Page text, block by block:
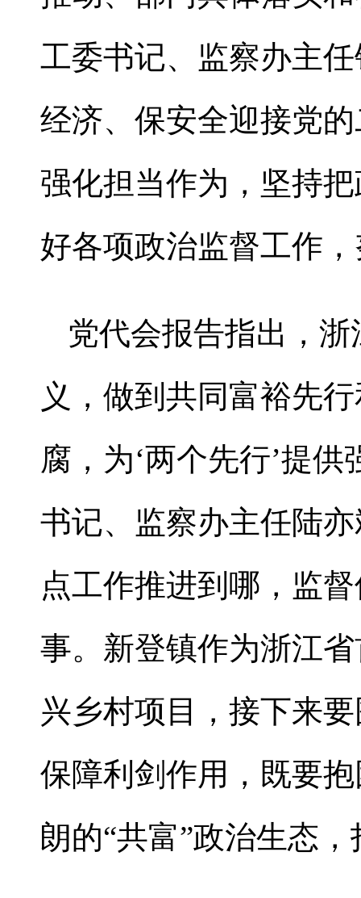
工委书记、监察办主
经济、保安全迎接党
强化担当作为，坚持
好各项政治监督工作
党代会报告指出，
义，做到共同富裕先
腐，为‘两个先行’提
书记、监察办主任陆
点工作推进到哪，监
事。新登镇作为浙江
兴乡村项目，接下来
保障利剑作用，既要
朗的“共富”政治生态